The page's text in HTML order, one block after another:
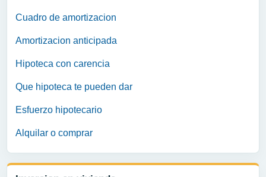
Cuadro de amortizacion
Amortizacion anticipada
Hipoteca con carencia
Que hipoteca te pueden dar
Esfuerzo hipotecario
Alquilar o comprar